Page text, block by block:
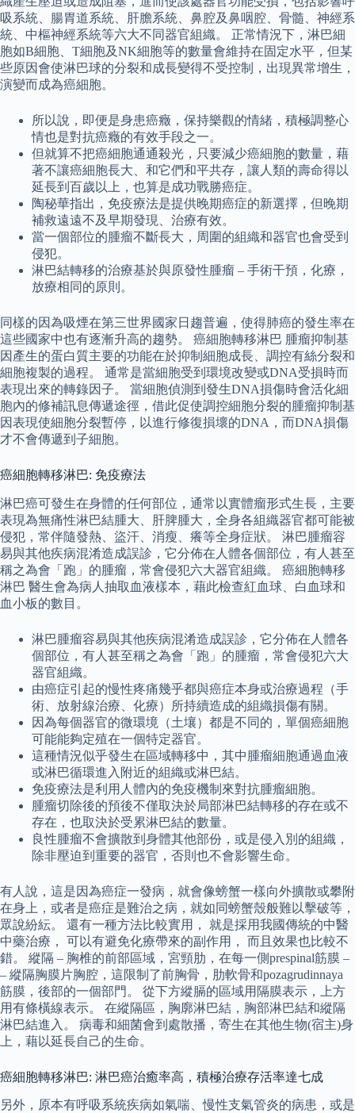
吸系統、腸胃道系統、肝膽系統、鼻腔及鼻咽腔、骨髓、神經系
統、中樞神經系統等六大不同器官組織。 正常情況下，淋巴細
胞如B細胞、T細胞及NK細胞等的數量會維持在固定水平，但某
些原因會使淋巴球的分裂和成長變得不受控制，出現異常增生，
演變而成為癌細胞。
所以說，即便是身患癌癥，保持樂觀的情緒，積極調整心
情也是對抗癌癥的有效手段之一。
但就算不把癌細胞通通殺光，只要減少癌細胞的數量，藉
著不讓癌細胞長大、和它們和平共存，讓人類的壽命得以
延長到百歲以上，也算是成功戰勝癌症。
陶秘華指出，免疫療法是提供晚期癌症的新選擇，但晚期
補救遠遠不及早期發現、治療有效。
當一個部位的腫瘤不斷長大，周圍的組織和器官也會受到
侵犯。
淋巴結轉移的治療基於與原發性腫瘤 – 手術干預，化療，
放療相同的原則。
同樣的因為吸煙在第三世界國家日趨普遍，使得肺癌的發生率在
這些國家中也有逐漸升高的趨勢。 癌細胞轉移淋巴 腫瘤抑制基
因產生的蛋白質主要的功能在於抑制細胞成長、調控有絲分裂和
細胞複製的過程。 通常是當細胞受到環境改變或DNA受損時而
表現出來的轉錄因子。 當細胞偵測到發生DNA損傷時會活化細
胞內的修補訊息傳遞途徑，借此促使調控細胞分裂的腫瘤抑制基
因表現使細胞分裂暫停，以進行修復損壞的DNA，而DNA損傷
才不會傳遞到子細胞。
癌細胞轉移淋巴: 免疫療法
淋巴癌可發生在身體的任何部位，通常以實體瘤形式生長，主要
表現為無痛性淋巴結腫大、肝脾腫大，全身各組織器官都可能被
侵犯，常伴隨發熱、盜汗、消瘦、癢等全身症狀。 淋巴腫瘤容
易與其他疾病混淆造成誤診，它分佈在人體各個部位，有人甚至
稱之為會「跑」的腫瘤，常會侵犯六大器官組織。 癌細胞轉移
淋巴 醫生會為病人抽取血液樣本，藉此檢查紅血球、白血球和
血小板的數目。
淋巴腫瘤容易與其他疾病混淆造成誤診，它分佈在人體各
個部位，有人甚至稱之為會「跑」的腫瘤，常會侵犯六大
器官組織。
由癌症引起的慢性疼痛幾乎都與癌症本身或治療過程（手
術、放射線治療、化療）所持續造成的組織損傷有關。
因為每個器官的微環境（土壤）都是不同的，單個癌細胞
可能能夠定殖在一個特定器官。
這種情況似乎發生在區域轉移中，其中腫瘤細胞通過血液
或淋巴循環進入附近的組織或淋巴結。
免疫療法是利用人體內的免疫機制來對抗腫瘤細胞。
腫瘤切除後的預後不僅取決於局部淋巴結轉移的存在或不
存在，也取決於受累淋巴結的數量。
良性腫瘤不會擴散到身體其他部份，或是侵入別的組織，
除非壓迫到重要的器官，否則也不會影響生命。
有人說，這是因為癌症一發病，就會像螃蟹一樣向外擴散或攀附
在身上，或者是癌症是難治之病，就如同螃蟹殼般難以擊破等，
眾說紛紜。 還有一種方法比較實用， 就是採用我國傳統的中醫
中藥治療， 可以有避免化療帶來的副作用， 而且效果也比較不
錯。 縱隔 – 胸椎的前部區域，宮頸肋，在每一側prespinal筋膜 –
– 縱隔胸膜片胸腔，這限制了前胸骨，肋軟骨和pozagrudinnaya
筋膜，後部的一個部門。 從下方縱膈的區域用隔膜表示，上方
用有條橫線表示。 在縱隔區，胸廓淋巴結，胸部淋巴結和縱隔
淋巴結進入。 病毒和細菌會到處散播，寄生在其他生物(宿主)身
上，藉以延長自己的生命。
癌細胞轉移淋巴: 淋巴癌治癒率高，積極治療存活率達七成
另外，原本有呼吸系統疾病如氣喘、慢性支氣管炎的病患，或是